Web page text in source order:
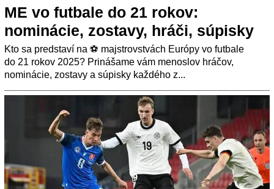
ME vo futbale do 21 rokov:
nominácie, zostavy, hráči, súpisky
Kto sa predstaví na ⚽ majstrovstvách Európy vo futbale
do 21 rokov 2025? Prinášame vám menoslov hráčov,
nominácie, zostavy a súpisky každého z...